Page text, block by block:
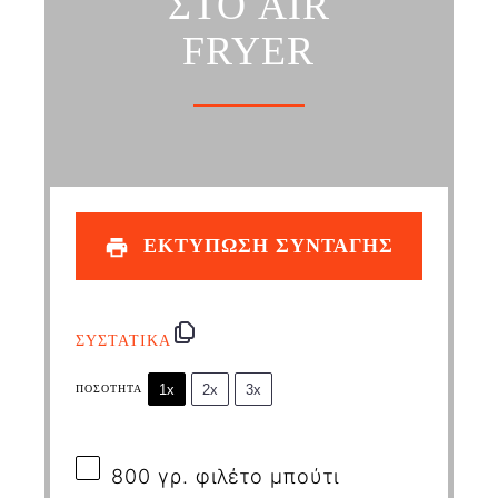
FRYER
ΕΚΤΥΠΩΣΗ ΣΥΝΤΑΓΗΣ
ΣΥΣΤΑΤΙΚΑ
ΠΟΣΌΤΗΤΑ 1x 2x 3x
800 γρ. φιλέτο μπούτι